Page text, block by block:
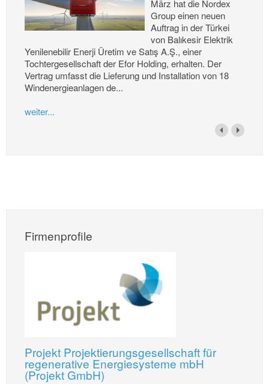
März hat die Nordex
Group einen neuen
Auftrag in der Türkei
von Balıkesir Elektrik
Yenilenebilir Enerji Üretim ve Satış A.Ş., einer
Tochtergesellschaft der Efor Holding, erhalten. Der
Vertrag umfasst die Lieferung und Installation von 18
Windenergieanlagen de...
weiter...
Firmenprofile
Projekt Projektierungsgesellschaft für
regenerative Energiesysteme mbH
(Projekt GmbH)